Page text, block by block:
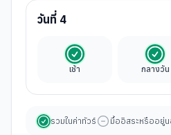
วันที่ 4
เช้า
รวมในค่าทัวร์
กลางวัน
รว
รวมในค่าทัวร์ มื้ออิสระหรืออยู่น